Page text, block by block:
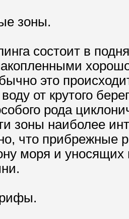
зоны.
состоит в
это
от крутого
рода
зоны наиболее
что прибрежные
моря и уносящих